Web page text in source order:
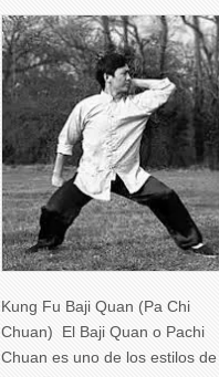
Kung Fu Baji Quan (Pa Chi
Chuan) El Baji Quan o Pachi
Chuan es uno de los estilos de